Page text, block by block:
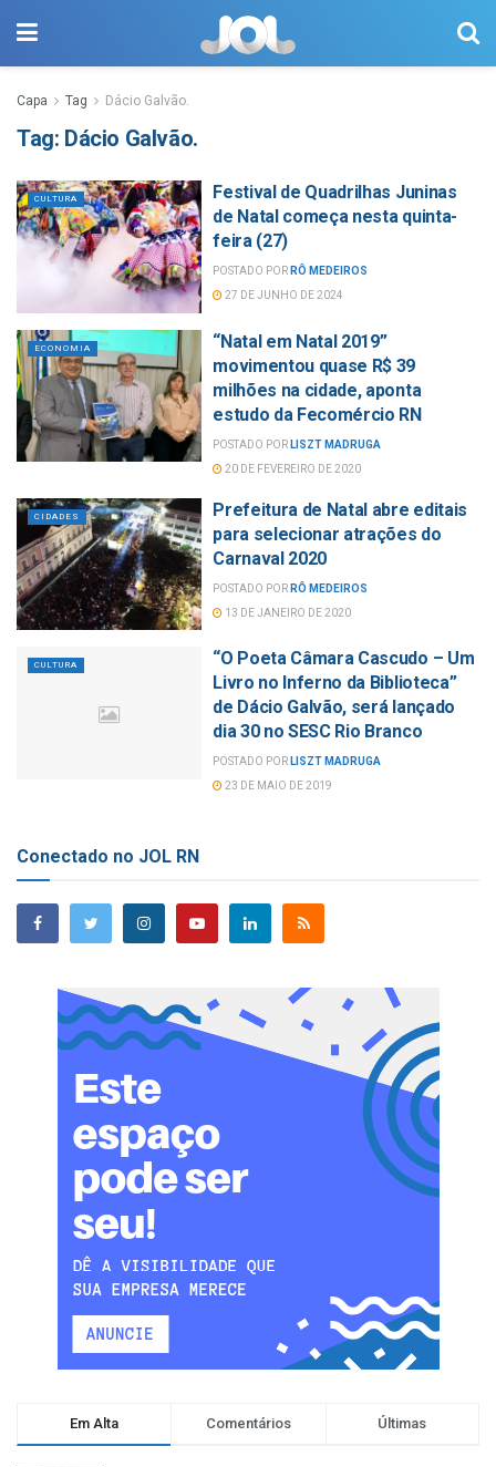
Capa Tag Dácio Galvão.
Tag: Dácio Galvão.
CULTURA
Festival de Quadrilhas Juninas
de Natal começa nesta quinta-
feira (27)
POSTADO POR RÔ MEDEIROS
27 DE JUNHO DE 2024
ECONOMIA
“Natal em Natal 2019”
movimentou quase R$ 39
milhões na cidade, aponta
estudo da Fecomércio RN
POSTADO POR LISZT MADRUGA
20 DE FEVEREIRO DE 2020
CIDADES
Prefeitura de Natal abre editais
para selecionar atrações do
Carnaval 2020
POSTADO POR RÔ MEDEIROS
13 DE JANEIRO DE 2020
CULTURA
“O Poeta Câmara Cascudo – Um
Livro no Inferno da Biblioteca”
de Dácio Galvão, será lançado
dia 30 no SESC Rio Branco
POSTADO POR LISZT MADRUGA
23 DE MAIO DE 2019
Conectado no JOL RN
Em Alta Comentários Últimas